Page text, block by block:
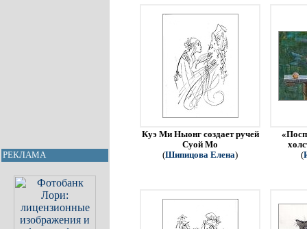
РЕКЛАМА
Куэ Ми Ныонг создает ручей
Суой Мо
(Шипицова Елена)
(